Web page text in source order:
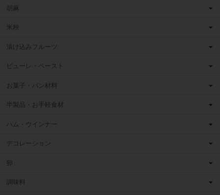
胡麻
米粉
漬け込みフルーツ
ピューレ・ペースト
お菓子・パン材料
半製品・お手軽食材
ハム・ウインナー
デコレーション
卵
調味料